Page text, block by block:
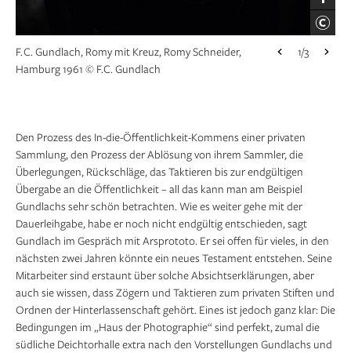
F. C. Gundlach, Romy mit Kreuz, Romy Schneider,
Hamburg 1961 © F.C. Gundlach
1/3
Den Prozess des In-die-Öffentlichkeit-Kommens einer privaten
Sammlung, den Prozess der Ablösung von ihrem Sammler, die
Überlegungen, Rückschläge, das Taktieren bis zur endgültigen
Übergabe an die Öffentlichkeit – all das kann man am Beispiel
Gundlachs sehr schön betrachten. Wie es weiter gehe mit der
Dauerleihgabe, habe er noch nicht endgültig entschieden, sagt
Gundlach im Gespräch mit Arsprototo. Er sei offen für vieles, in den
nächsten zwei Jahren könnte ein neues Testament entstehen. Seine
Mitarbeiter sind erstaunt über solche Absichtserklärungen, aber
auch sie wissen, dass Zögern und Taktieren zum privaten Stiften und
Ordnen der Hinterlassenschaft gehört. Eines ist jedoch ganz klar: Die
Bedingungen im „Haus der Photographie“ sind perfekt, zumal die
südliche Deich­torhalle extra nach den Vorstellungen Gundlachs und